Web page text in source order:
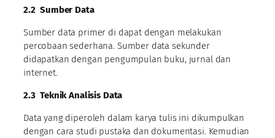
2.2Sumber Data
Sumber data primer di dapat dengan melakukan
percobaan sederhana. Sumber data sekunder
didapatkan dengan pengumpulan buku, jurnal dan
internet.
2.3Teknik Analisis Data
Data yang diperoleh dalam karya tulis ini dikumpulkan
dengan cara studi pustaka dan dokumentasi. Kemudian